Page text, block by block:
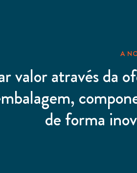
A
valor através da
de forma